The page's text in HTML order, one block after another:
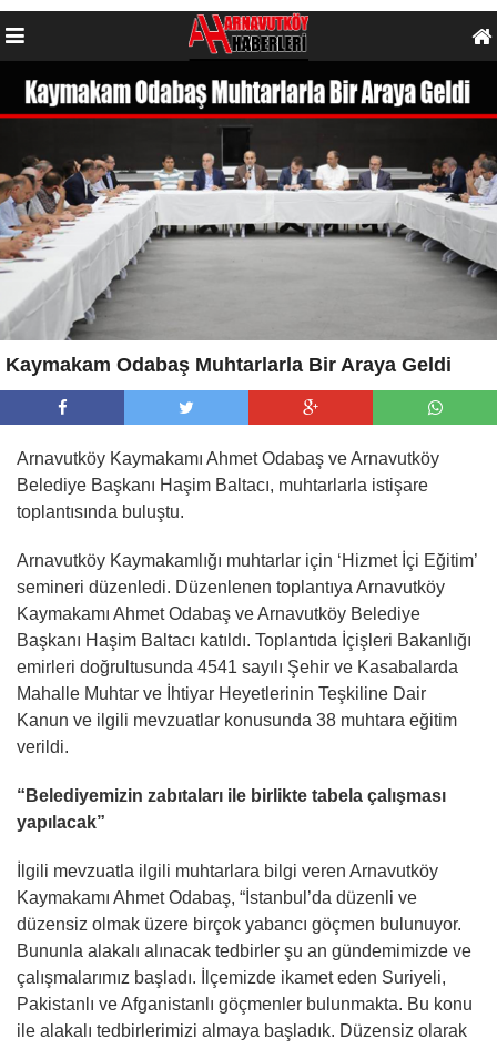
Kaymakam Odabaş Muhtarlarla Bir Araya Geldi
Arnavutköy Kaymakamı Ahmet Odabaş ve Arnavutköy
Belediye Başkanı Haşim Baltacı, muhtarlarla istişare
toplantısında buluştu.
Arnavutköy Kaymakamlığı muhtarlar için ‘Hizmet İçi Eğitim’
semineri düzenledi. Düzenlenen toplantıya Arnavutköy
Kaymakamı Ahmet Odabaş ve Arnavutköy Belediye
Başkanı Haşim Baltacı katıldı. Toplantıda İçişleri Bakanlığı
emirleri doğrultusunda 4541 sayılı Şehir ve Kasabalarda
Mahalle Muhtar ve İhtiyar Heyetlerinin Teşkiline Dair
Kanun ve ilgili mevzuatlar konusunda 38 muhtara eğitim
verildi.
“Belediyemizin zabıtaları ile birlikte tabela çalışması
yapılacak”
İlgili mevzuatla ilgili muhtarlara bilgi veren Arnavutköy
Kaymakamı Ahmet Odabaş, “İstanbul’da düzenli ve
düzensiz olmak üzere birçok yabancı göçmen bulunuyor.
Bununla alakalı alınacak tedbirler şu an gündemimizde ve
çalışmalarımız başladı. İlçemizde ikamet eden Suriyeli,
Pakistanlı ve Afganistanlı göçmenler bulunmakta. Bu konu
ile alakalı tedbirlerimizi almaya başladık. Düzensiz olarak